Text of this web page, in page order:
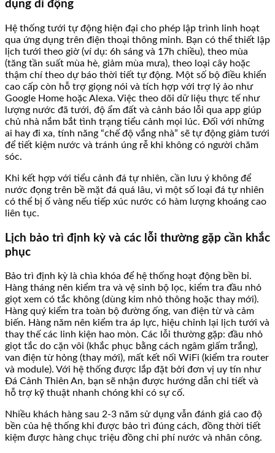
dụng di động
Hệ thống tưới tự động hiện đại cho phép lập trình linh hoạt
qua ứng dụng trên điện thoại thông minh. Bạn có thể thiết lập
lịch tưới theo giờ (ví dụ: 6h sáng và 17h chiều), theo mùa
(tăng tần suất mùa hè, giảm mùa mưa), theo loại cây hoặc
thậm chí theo dự báo thời tiết tự động. Một số bộ điều khiển
cao cấp còn hỗ trợ giọng nói và tích hợp với trợ lý ảo như
Google Home hoặc Alexa. Việc theo dõi dữ liệu thực tế như
lượng nước đã tưới, độ ẩm đất và cảnh báo lỗi qua app giúp
chủ nhà nắm bắt tình trạng tiểu cảnh mọi lúc. Đối với những
ai hay đi xa, tính năng “chế độ vắng nhà” sẽ tự động giảm tưới
để tiết kiệm nước và tránh úng rễ khi không có người chăm
sóc.
Khi kết hợp với tiểu cảnh đá tự nhiên, cần lưu ý không để
nước đọng trên bề mặt đá quá lâu, vì một số loại đá tự nhiên
có thể bị ố vàng nếu tiếp xúc nước có hàm lượng khoáng cao
liên tục.
Lịch bảo trì định kỳ và các lỗi thường gặp cần khắc
phục
Bảo trì định kỳ là chìa khóa để hệ thống hoạt động bền bỉ.
Hàng tháng nên kiểm tra và vệ sinh bộ lọc, kiểm tra đầu nhỏ
giọt xem có tắc không (dùng kim nhỏ thông hoặc thay mới).
Hàng quý kiểm tra toàn bộ đường ống, van điện từ và cảm
biến. Hàng năm nên kiểm tra áp lực, hiệu chỉnh lại lịch tưới và
thay thế các linh kiện hao mòn. Các lỗi thường gặp: đầu nhỏ
giọt tắc do cặn vôi (khắc phục bằng cách ngâm giấm trắng),
van điện từ hỏng (thay mới), mất kết nối WiFi (kiểm tra router
và module). Với hệ thống được lắp đặt bởi đơn vị uy tín như
Đá Cảnh Thiên An, bạn sẽ nhận được hướng dẫn chi tiết và
hỗ trợ kỹ thuật nhanh chóng khi có sự cố.
Nhiều khách hàng sau 2-3 năm sử dụng vẫn đánh giá cao độ
bền của hệ thống khi được bảo trì đúng cách, đồng thời tiết
kiệm được hàng chục triệu đồng chi phí nước và nhân công.